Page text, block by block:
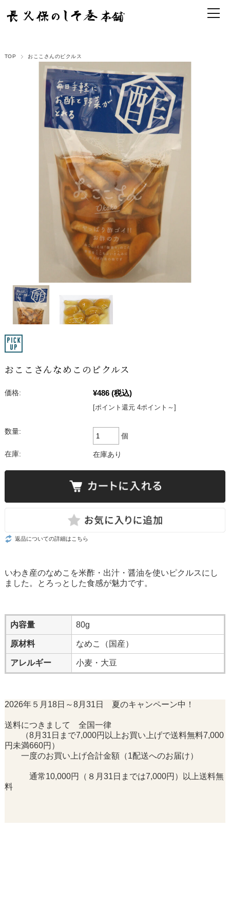
TOP おここさんのピクルス
おここさんなめこのピクルス
価格: ¥486 (税込)
[ポイント還元 4ポイント～]
数量:
個
在庫: 在庫あり
返品についての詳細はこちら
いわき産のなめこを米酢・出汁・醤油を使いピクルスにし
ました。とろっとした食感が魅力です。
内容量 80g
原材料 なめこ（国産）
アレルギー 小麦・大豆
2026年５月18日～8月31日 夏のキャンペーン中！
送料につきまして 全国一律
（8月31日まで7,000円以上お買い上げで送料無料7,000
円未満660円）
一度のお買い上げ合計金額（1配送へのお届け）
通常10,000円（８月31日までは7,000円）以上送料無
料